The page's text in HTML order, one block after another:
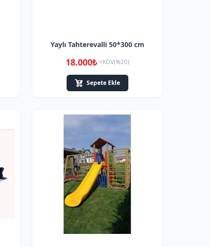
Yaylı Tahterevalli 50*300 cm
18.000₺ +KDV(%20)
Sepete Ekle